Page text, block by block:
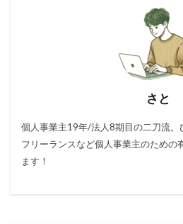
さと
個人事業主19年/法人8期目の二刀流。
フリーランスなど個人事業主のための
ます！